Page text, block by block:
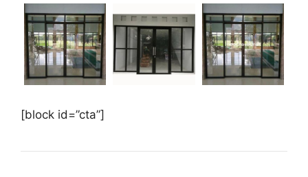
[block id=”cta”]